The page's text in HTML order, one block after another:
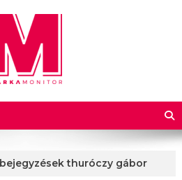
thuróczy gábor